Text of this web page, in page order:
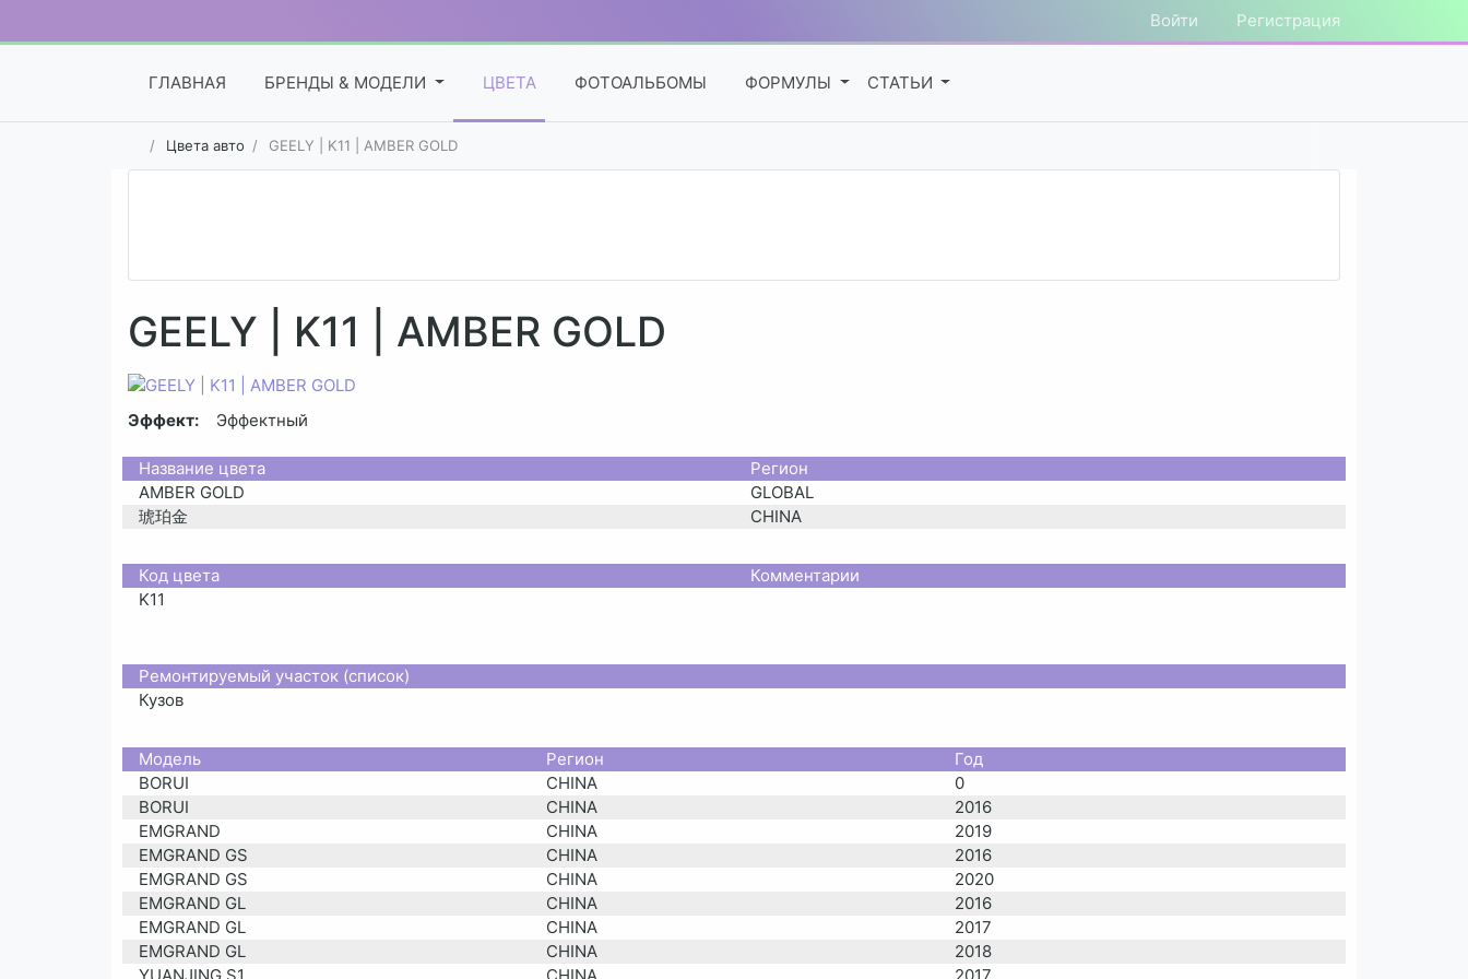
Войти Регистрация
ГЛАВНАЯ БРЕНДЫ & МОДЕЛИ ЦВЕТА ФОТОАЛЬБОМЫ ФОРМУЛЫ СТАТЬИ
Цвета авто GEELY | K11 | AMBER GOLD
GEELY | K11 | AMBER GOLD
Эффект: Эффектный
Название цвета
Регион
AMBER GOLD
GLOBAL
琥珀金
CHINA
Код цвета
Комментарии
K11
Ремонтируемый участок (список)
Кузов
Moдель Регион
Год
BORUI
CHINA
0
BORUI
CHINA
2016
EMGRAND
CHINA
2019
EMGRAND GS
CHINA
2016
EMGRAND GS
CHINA
2020
EMGRAND GL
CHINA
2016
EMGRAND GL
CHINA
2017
EMGRAND GL
CHINA
2018